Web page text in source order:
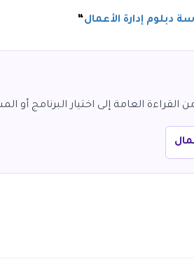
دبلوم إدارة الأعمال“
العامة إلى اختيار البرنامج أو